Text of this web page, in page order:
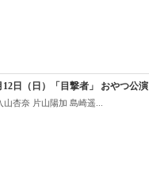
12日（日）「目撃者」 おやつ公演
山杏奈 片山陽加 島崎遥...